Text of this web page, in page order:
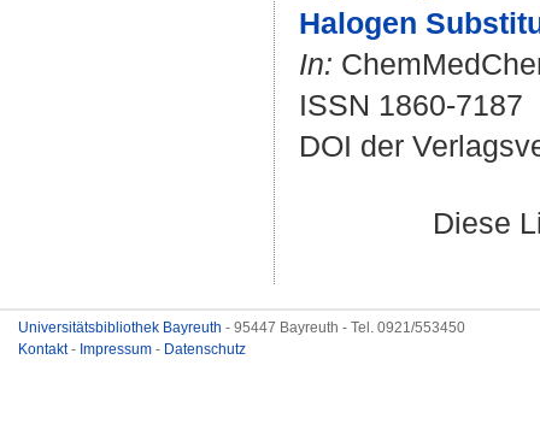
Halogen
In:
ISSN 1860-7187
DOI der
Diese
Universitätsbibliothek Bayreuth - 95447 Bayreuth - Tel. 0921/553450
Kontakt- Impressum - Datenschutz